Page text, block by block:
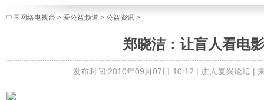
中国网络电视台 > 爱公益频道 > 公益资讯 >
郑晓洁：让盲人看电影
发布时间:2010年09月07日 10:12 | 进入复兴论坛|